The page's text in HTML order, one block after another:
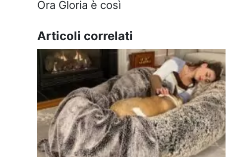
Ora Gloria è così
Articoli correlati